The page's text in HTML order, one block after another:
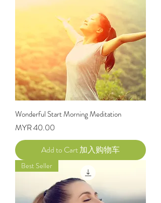
Wonderful Start Morning Meditation
Price
MYR 40.00
Add to Cart 加入购物车
Best Seller